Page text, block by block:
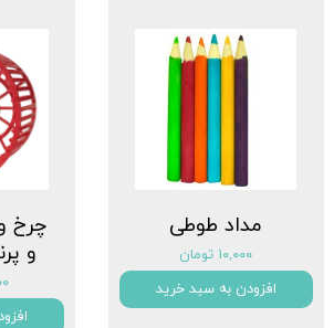
مداد طوطی
۱۰,۰۰۰ تومان
افزودن به سبد خرید
چرخ
و